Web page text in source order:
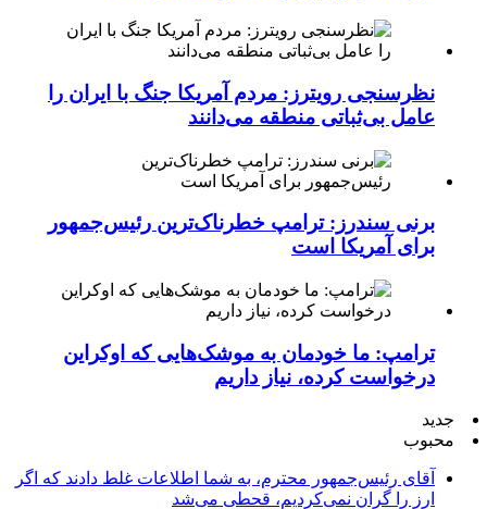
نظرسنجی رویترز: مردم آمریکا جنگ با ایران را
عامل بی‌ثباتی منطقه می‌دانند
برنی سندرز: ترامپ خطرناک‌ترین رئیس‌جمهور
برای آمریکا است
ترامپ: ما خودمان به موشک‌هایی که اوکراین
درخواست کرده، نیاز داریم
جدید
محبوب
آقای رئیس‌جمهور محترم، به شما اطلاعات غلط دادند که اگر
ارز را گران نمی‌کردیم، قحطی می‌شد